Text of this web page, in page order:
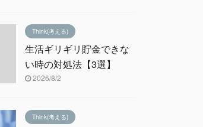
Think(考える)
生活ギリギリ貯金できな
い時の対処法【3選】
2026/8/2
Think(考える)